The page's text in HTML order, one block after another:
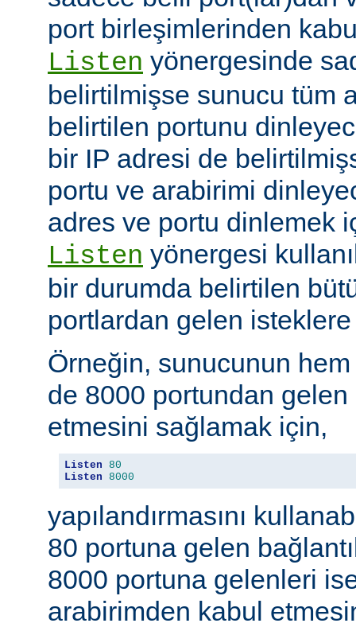
port birleşimlerinden
Listen yönergesinde
belirtilmişse sunucu tüm
belirtilen portunu
bir IP adresi de
portu ve arabirimi
adres ve portu dinlemek
Listen yönergesi
bir durumda belirtilen
portlardan gelen isteklere
Örneğin, sunucunun
de 8000 portundan gelen
etmesini sağlamak için,
Listen 80
Listen 8000
yapılandırmasını
80 portuna gelen
8000 portuna gelenleri
arabirimden kabul